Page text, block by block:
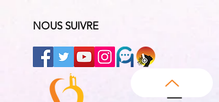
NOUS SUIVRE